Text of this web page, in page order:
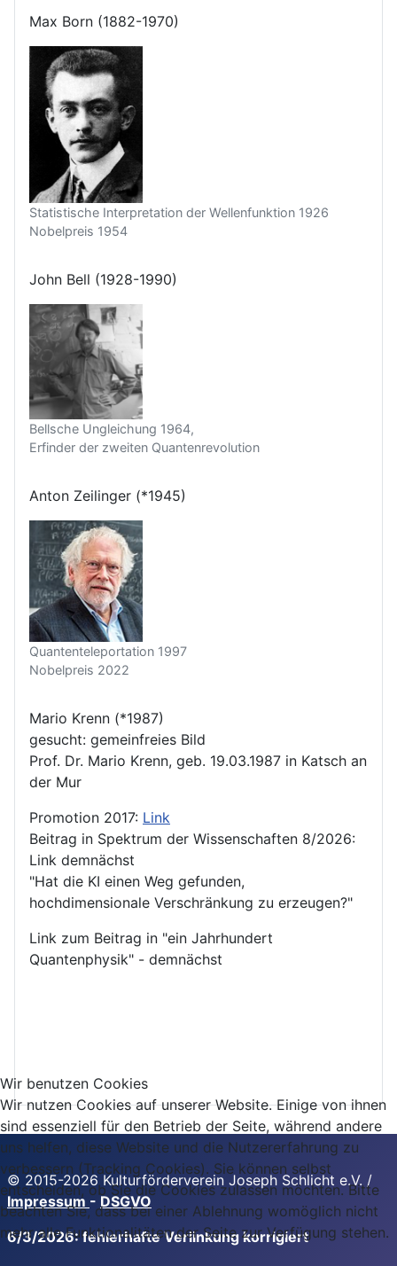
Max Born (1882-1970)
Statistische Interpretation der Wellenfunktion 1926
Nobelpreis 1954
John Bell (1928-1990)
Bellsche Ungleichung 1964,
Erfinder der zweiten Quantenrevolution
Anton Zeilinger (*1945)
Quantenteleportation 1997
Nobelpreis 2022
Mario Krenn (*1987)
gesucht: gemeinfreies Bild
Prof. Dr. Mario Krenn, geb. 19.03.1987 in Katsch an
der Mur
Promotion 2017: Link
Beitrag in Spektrum der Wissenschaften 8/2026:
Link demnächst
"Hat die KI einen Weg gefunden,
hochdimensionale Verschränkung zu erzeugen?"
Link zum Beitrag in "ein Jahrhundert
Quantenphysik" - demnächst
© 2015-2026 Kulturförderverein Joseph Schlicht e.V. /
Impressum - DSGVO
6/3/2026: fehlerhafte Verlinkung korrigiert
Wir benutzen Cookies
Wir nutzen Cookies auf unserer Website. Einige von ihnen
sind essenziell für den Betrieb der Seite, während andere
uns helfen, diese Website und die Nutzererfahrung zu
verbessern (Tracking Cookies). Sie können selbst
entscheiden, ob Sie die Cookies zulassen möchten. Bitte
beachten Sie, dass bei einer Ablehnung womöglich nicht
mehr alle Funktionalitäten der Seite zur Verfügung stehen.